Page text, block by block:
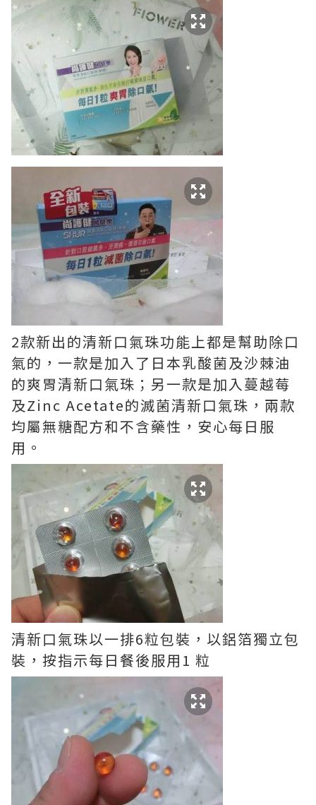
2款新出的清新口氣珠功能上都是幫助除口
氣的，一款是加入了日本乳酸菌及沙棘油
的爽胃清新口氣珠；另一款是加入蔓越莓
及Zinc Acetate的滅菌清新口氣珠，兩款
均屬無糖配方和不含藥性，安心每日服
用。
清新口氣珠以一排6粒包裝，以鋁箔獨立包
裝，按指示每日餐後服用1 粒